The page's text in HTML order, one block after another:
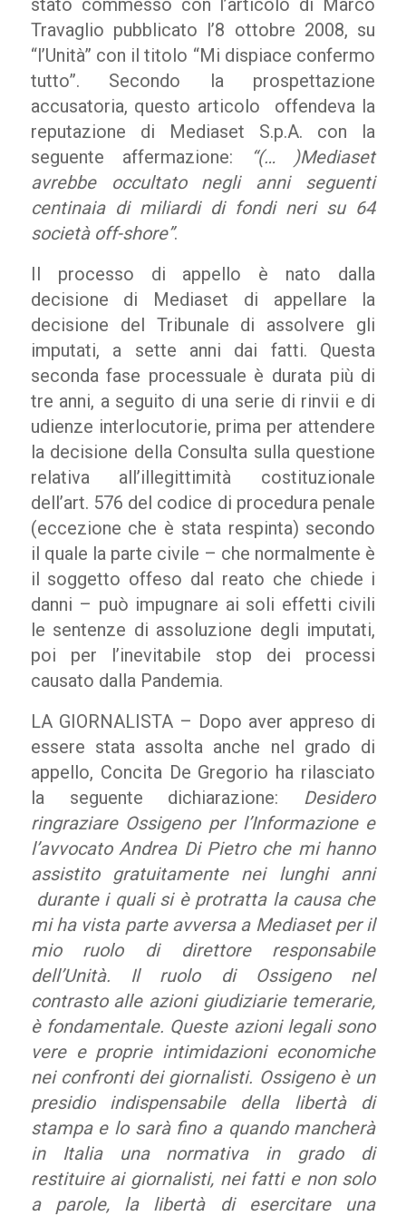
stato commesso con l’articolo di Marco
Travaglio pubblicato l’8 ottobre 2008, su
“l’Unità” con il titolo “Mi dispiace confermo
tutto”. Secondo la prospettazione
accusatoria, questo articolo offendeva la
reputazione di Mediaset S.p.A. con la
seguente affermazione:
“(… )Mediaset
avrebbe occultato negli anni seguenti
centinaia di miliardi di fondi neri su 64
società off-shore”.
Il processo di appello è nato dalla
decisione di Mediaset di appellare la
decisione del Tribunale di assolvere gli
imputati, a sette anni dai fatti. Questa
seconda fase processuale è durata più di
tre anni, a seguito di una serie di rinvii e di
udienze interlocutorie, prima per attendere
la decisione della Consulta sulla questione
relativa all’illegittimità costituzionale
dell’art. 576 del codice di procedura penale
(eccezione che è stata respinta) secondo
il quale la parte civile – che normalmente è
il soggetto offeso dal reato che chiede i
danni – può impugnare ai soli effetti civili
le sentenze di assoluzione degli imputati,
poi per l’inevitabile stop dei processi
causato dalla Pandemia.
LA GIORNALISTA – Dopo aver appreso di
essere stata assolta anche nel grado di
appello, Concita De Gregorio ha rilasciato
la seguente dichiarazione: Desidero
ringraziare Ossigeno per l’Informazione e
l’avvocato Andrea Di Pietro che mi hanno
assistito gratuitamente nei lunghi anni
durante i quali si è protratta la causa che
mi ha vista parte avversa a Mediaset per il
mio ruolo di direttore responsabile
dell’Unità. Il ruolo di Ossigeno nel
contrasto alle azioni giudiziarie temerarie,
è fondamentale. Queste azioni legali sono
vere e proprie intimidazioni economiche
nei confronti dei giornalisti. Ossigeno è un
presidio indispensabile della libertà di
stampa e lo sarà fino a quando mancherà
in Italia una normativa in grado di
restituire ai giornalisti, nei fatti e non solo
a parole, la libertà di esercitare una